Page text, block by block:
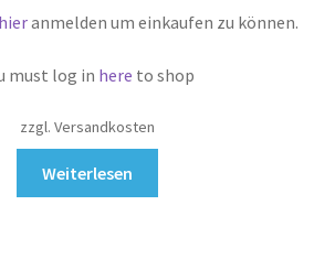
hieranmelden um einkaufen zu können.
must log in here to shop
zzgl. Versandkosten
Weiterlesen